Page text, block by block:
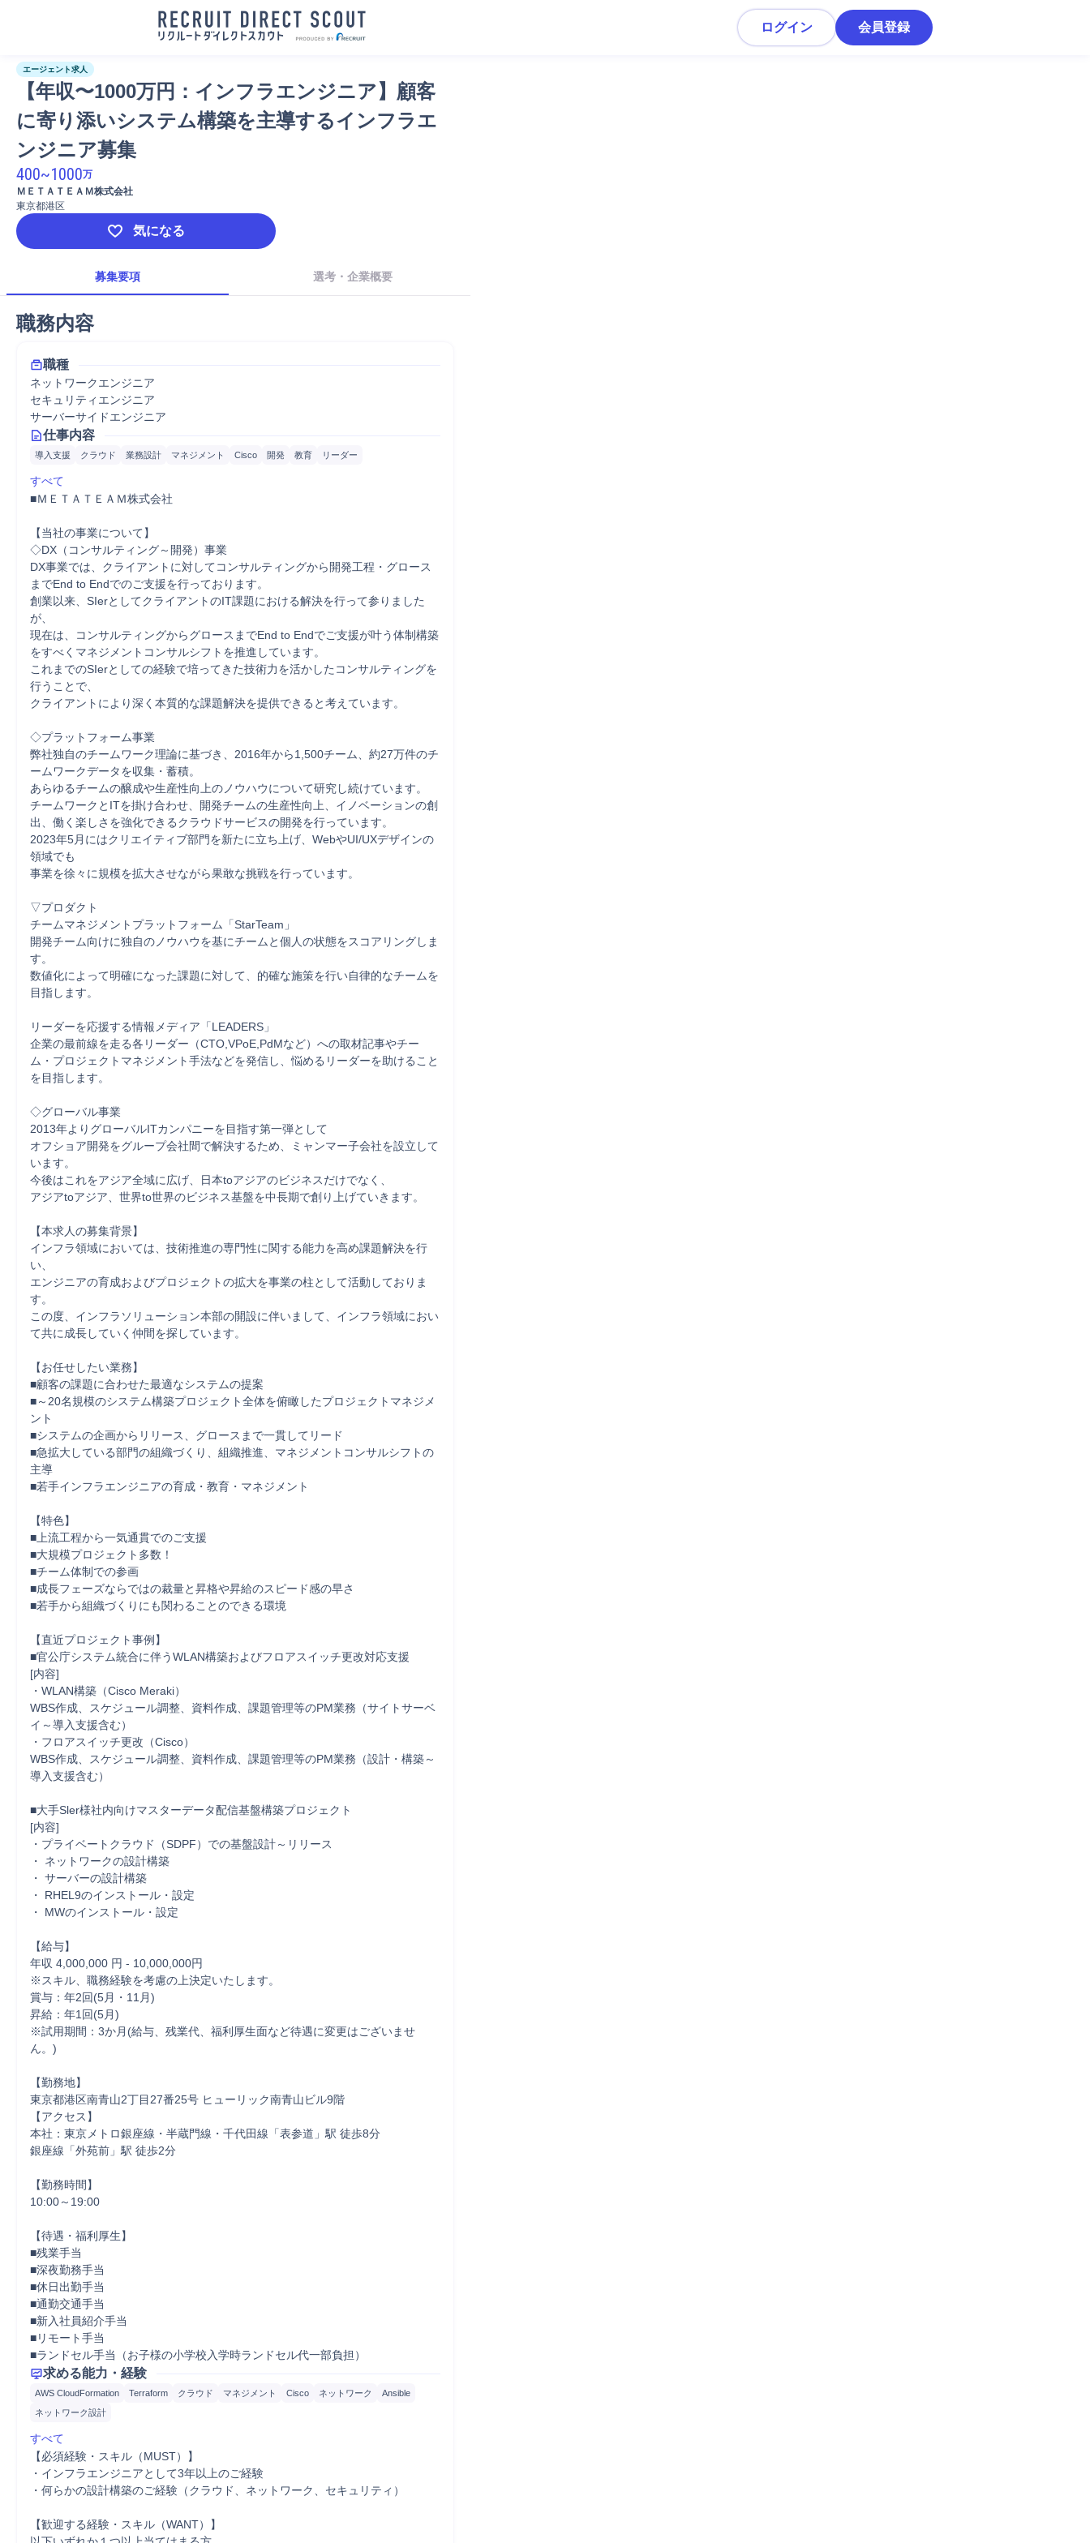
ログイン 会員登録
エージェント求人
【年収〜1000万円：インフラエンジニア】顧客
に寄り添いシステム構築を主導するインフラエ
ンジニア募集
400~1000万
ＭＥＴＡＴＥＡＭ株式会社
東京都港区
気になる
募集要項 選考・企業概要
職務内容
職種
ネットワークエンジニア
セキュリティエンジニア
サーバーサイドエンジニア
仕事内容
導入支援 クラウド 業務設計 マネジメント Cisco 開発 教育 リーダー
すべて
■ＭＥＴＡＴＥＡＭ株式会社
【当社の事業について】
◇DX（コンサルティング～開発）事業
DX事業では、クライアントに対してコンサルティングから開発工程・グロース
までEnd to Endでのご支援を行っております。
創業以来、SIerとしてクライアントのIT課題における解決を行って参りました
が、
現在は、コンサルティングからグロースまでEnd to Endでご支援が叶う体制構築
をすべくマネジメントコンサルシフトを推進しています。
これまでのSIerとしての経験で培ってきた技術力を活かしたコンサルティングを
行うことで、
クライアントにより深く本質的な課題解決を提供できると考えています。
◇プラットフォーム事業
弊社独自のチームワーク理論に基づき、2016年から1,500チーム、約27万件のチ
ームワークデータを収集・蓄積。
あらゆるチームの醸成や生産性向上のノウハウについて研究し続けています。
チームワークとITを掛け合わせ、開発チームの生産性向上、イノベーションの創
出、働く楽しさを強化できるクラウドサービスの開発を行っています。
2023年5月にはクリエイティブ部門を新たに立ち上げ、WebやUI/UXデザインの
領域でも
事業を徐々に規模を拡大させながら果敢な挑戦を行っています。
▽プロダクト
チームマネジメントプラットフォーム「StarTeam」
開発チーム向けに独自のノウハウを基にチームと個人の状態をスコアリングしま
す。
数値化によって明確になった課題に対して、的確な施策を行い自律的なチームを
目指します。
リーダーを応援する情報メディア「LEADERS」
企業の最前線を走る各リーダー（CTO,VPoE,PdMなど）への取材記事やチー
ム・プロジェクトマネジメント手法などを発信し、悩めるリーダーを助けること
を目指します。
◇グローバル事業
2013年よりグローバルITカンパニーを目指す第一弾として
オフショア開発をグループ会社間で解決するため、ミャンマー子会社を設立して
います。
今後はこれをアジア全域に広げ、日本toアジアのビジネスだけでなく、
アジアtoアジア、世界to世界のビジネス基盤を中長期で創り上げていきます。
【本求人の募集背景】
インフラ領域においては、技術推進の専門性に関する能力を高め課題解決を行
い、
エンジニアの育成およびプロジェクトの拡大を事業の柱として活動しておりま
す。
この度、インフラソリューション本部の開設に伴いまして、インフラ領域におい
て共に成長していく仲間を探しています。
【お任せしたい業務】
■顧客の課題に合わせた最適なシステムの提案
■～20名規模のシステム構築プロジェクト全体を俯瞰したプロジェクトマネジメ
ント
■システムの企画からリリース、グロースまで一貫してリード
■急拡大している部門の組織づくり、組織推進、マネジメントコンサルシフトの
主導
■若手インフラエンジニアの育成・教育・マネジメント
【特色】
■上流工程から一気通貫でのご支援
■大規模プロジェクト多数！
■チーム体制での参画
■成長フェーズならではの裁量と昇格や昇給のスピード感の早さ
■若手から組織づくりにも関わることのできる環境
【直近プロジェクト事例】
■官公庁システム統合に伴うWLAN構築およびフロアスイッチ更改対応支援
[内容]
・WLAN構築（Cisco Meraki）
WBS作成、スケジュール調整、資料作成、課題管理等のPM業務（サイトサーベ
イ～導入支援含む）
・フロアスイッチ更改（Cisco）
WBS作成、スケジュール調整、資料作成、課題管理等のPM業務（設計・構築～
導入支援含む）
■大手Sler様社内向けマスターデータ配信基盤構築プロジェクト
[内容]
・プライベートクラウド（SDPF）での基盤設計～リリース
・ ネットワークの設計構築
・ サーバーの設計構築
・ RHEL9のインストール・設定
・ MWのインストール・設定
【給与】
年収 4,000,000 円 - 10,000,000円
※スキル、職務経験を考慮の上決定いたします。
賞与：年2回(5月・11月)
昇給：年1回(5月)
※試用期間：3か月(給与、残業代、福利厚生面など待遇に変更はございませ
ん。)
【勤務地】
東京都港区南青山2丁目27番25号 ヒューリック南青山ビル9階
【アクセス】
本社：東京メトロ銀座線・半蔵門線・千代田線「表参道」駅 徒歩8分
銀座線「外苑前」駅 徒歩2分
【勤務時間】
10:00～19:00
【待遇・福利厚生】
■残業手当
■深夜勤務手当
■休日出勤手当
■通勤交通手当
■新入社員紹介手当
■リモート手当
■ランドセル手当（お子様の小学校入学時ランドセル代一部負担）
求める能力・経験
AWS CloudFormation Terraform クラウド マネジメント Cisco ネットワーク
Ansible
ネットワーク設計
すべて
【必須経験・スキル（MUST）】
・インフラエンジニアとして3年以上のご経験
・何らかの設計構築のご経験（クラウド、ネットワーク、セキュリティ）
【歓迎する経験・スキル（WANT）】